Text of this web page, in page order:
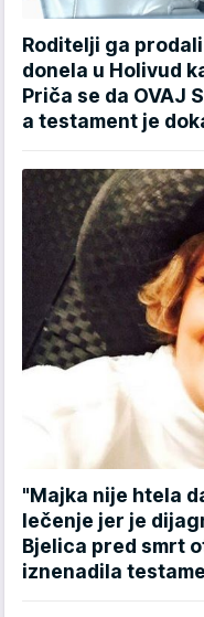
Roditelji ga
donela u Holivud
Priča se da OVAJ
a testament je
"Majka nije htela
lečenje jer je
Bjelica pred smrt
iznenadila